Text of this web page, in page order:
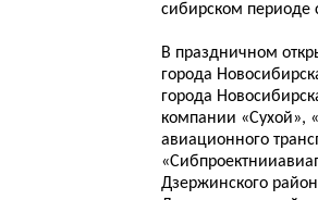
сибирском периоде
В праздничном
города
города
компании «Сухой»,
авиационного
Дзержинского